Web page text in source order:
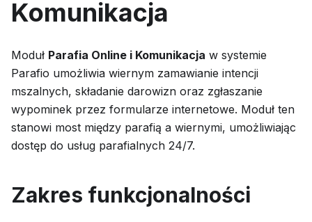
Komunikacja
Moduł Parafia Online i Komunikacja w systemie
Parafio umożliwia wiernym zamawianie intencji
mszalnych, składanie darowizn oraz zgłaszanie
wypominek przez formularze internetowe. Moduł ten
stanowi most między parafią a wiernymi, umożliwiając
dostęp do usług parafialnych 24/7.
Zakres funkcjonalności